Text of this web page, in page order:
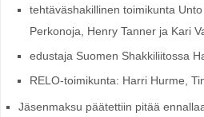
tehtäväshakillinen toimikunta
Perkonoja, Henry Tanner ja Kari
edustaja Suomen Shakkiliitossa
RELO-toimikunta: Harri Hurme,
Jäsenmaksu päätettiin pitää